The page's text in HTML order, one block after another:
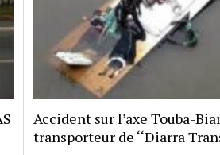
Accident sur l’axe Touba-
transporteur de ‘‘Diarra